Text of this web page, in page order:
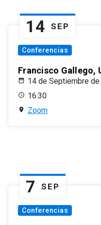
14 SEP
Conferencias
Francisco Gallego,
14 de Septiembre
16:30
Zoom
7 SEP
Conferencias